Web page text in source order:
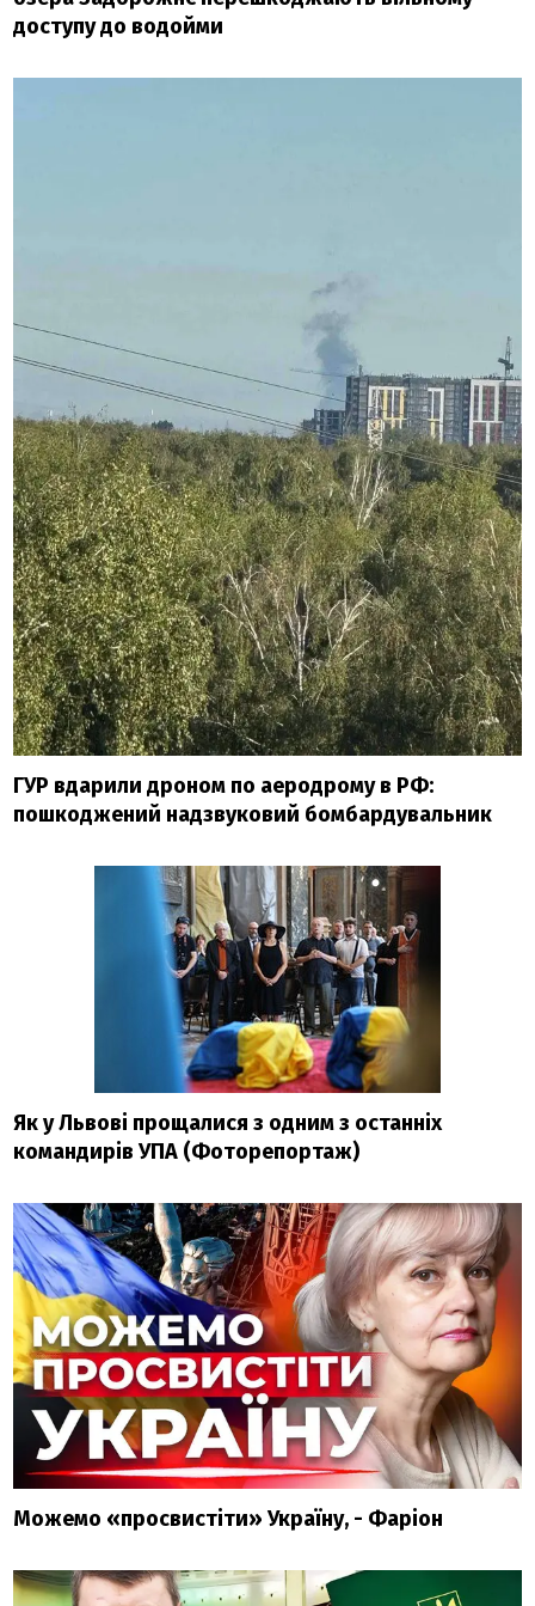
доступу до водойми
ГУР вдарили дроном по аеродрому в РФ:
пошкоджений надзвуковий бомбардувальник
Як у Львові прощалися з одним з останніх
командирів УПА (Фоторепортаж)
Можемо «просвистіти» Україну, - Фаріон